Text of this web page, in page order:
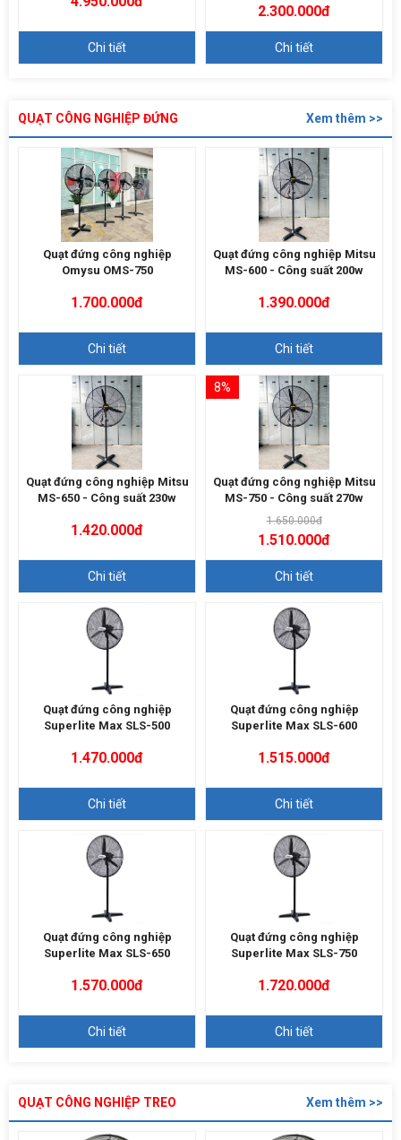
Chi tiết
2.300.000đ
Chi tiết
QUẠT CÔNG NGHIỆP ĐỨNG Xem thêm >>
Quạt đứng công nghiệp
Omysu OMS-750
1.700.000đ
Chi tiết
Quạt đứng công nghiệp Mitsu
MS-600 - Công suất 200w
1.390.000đ
Chi tiết
Quạt đứng công nghiệp Mitsu
MS-650 - Công suất 230w
1.420.000đ
Chi tiết
8%
Quạt đứng công nghiệp Mitsu
MS-750 - Công suất 270w
1.650.000đ
1.510.000đ
Chi tiết
Quạt đứng công nghiệp
Superlite Max SLS-500
1.470.000đ
Chi tiết
Quạt đứng công nghiệp
Superlite Max SLS-600
1.515.000đ
Chi tiết
Quạt đứng công nghiệp
Superlite Max SLS-650
1.570.000đ
Chi tiết
Quạt đứng công nghiệp
Superlite Max SLS-750
1.720.000đ
Chi tiết
QUẠT CÔNG NGHIỆP TREO Xem thêm >>